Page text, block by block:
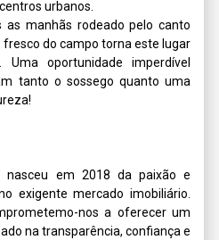
urbanos.
as manhãs rodeado pelo canto
do campo torna este lugar
Uma oportunidade imperdível
tanto o sossego quanto uma
nasceu em 2018 da paixão e
exigente mercado imobiliário.
nos a oferecer um
na transparência, confiança e